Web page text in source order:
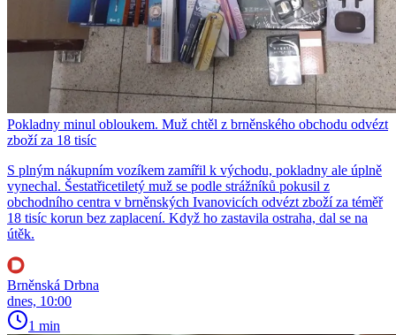
Pokladny minul obloukem. Muž chtěl z brněnského obchodu odvézt
zboží za 18 tisíc
S plným nákupním vozíkem zamířil k východu, pokladny ale úplně
vynechal. Šestatřicetiletý muž se podle strážníků pokusil z
obchodního centra v brněnských Ivanovicích odvézt zboží za téměř
18 tisíc korun bez zaplacení. Když ho zastavila ostraha, dal se na
útěk.
Brněnská Drbna
dnes, 10:00
1 min